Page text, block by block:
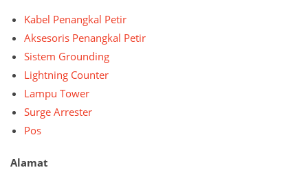
Kabel Penangkal Petir
Aksesoris Penangkal Petir
Sistem Grounding
Lightning Counter
Lampu Tower
Surge Arrester
Pos
Alamat